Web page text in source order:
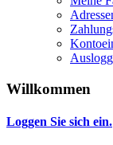
Willkommen
Loggen Sie sich ein.